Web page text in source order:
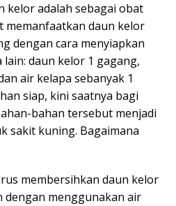
kelor adalah sebagai obat
memanfaatkan daun kelor
dengan cara menyiapkan
daun kelor 1 gagang,
air kelapa sebanyak 1
siap, kini saatnya bagi
bahan tersebut menjadi
sakit kuning. Bagaimana
membersihkan daun kelor
dengan menggunakan air